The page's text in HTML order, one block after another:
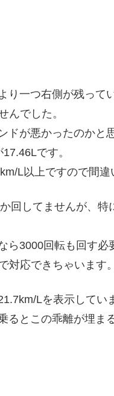
一つ右側が残って
んでした。
ドが悪かったのかと
です。
L以上ですので間違
回してませんが、
ら3000回転も回す必
対応できちゃいます。
Lを表示してい
とこの乖離が埋ま